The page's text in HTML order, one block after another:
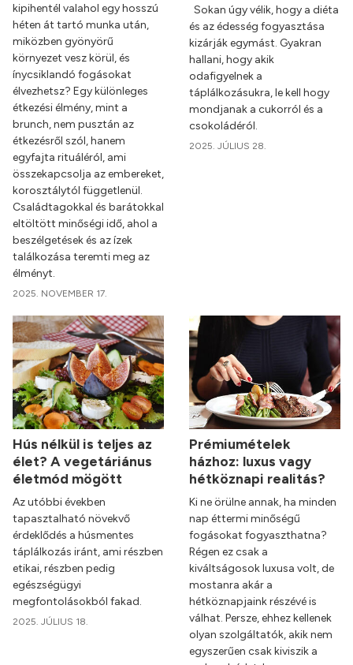
kipihentél valahol egy hosszú
héten át tartó munka után,
miközben gyönyörű
környezet vesz körül, és
ínycsiklandó fogásokat
élvezhetsz? Egy különleges
étkezési élmény, mint a
brunch, nem pusztán az
étkezésről szól, hanem
egyfajta rituáléról, ami
összekapcsolja az embereket,
korosztálytól függetlenül.
Családtagokkal és barátokkal
eltöltött minőségi idő, ahol a
beszélgetések és az ízek
találkozása teremti meg az
élményt.
2025. NOVEMBER 17.
Sokan úgy vélik, hogy a diéta
és az édesség fogyasztása
kizárják egymást. Gyakran
hallani, hogy akik
odafigyelnek a
táplálkozásukra, le kell hogy
mondjanak a cukorról és a
csokoládéról.
2025. JÚLIUS 28.
Hús nélkül is teljes az
élet? A vegetáriánus
életmód mögött
Az utóbbi években
tapasztalható növekvő
érdeklődés a húsmentes
táplálkozás iránt, ami részben
etikai, részben pedig
egészségügyi
megfontolásokból fakad.
2025. JÚLIUS 18.
Prémiumételek
házhoz: luxus vagy
hétköznapi realitás?
Ki ne örülne annak, ha minden
nap éttermi minőségű
fogásokat fogyaszthatna?
Régen ez csak a
kiváltságosok luxusa volt, de
mostanra akár a
hétköznapjaink részévé is
válhat. Persze, ehhez kellenek
olyan szolgáltatók, akik nem
egyszerűen csak kiviszik a